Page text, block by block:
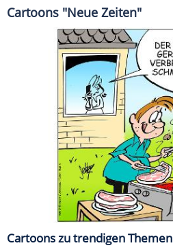
Cartoons "Neue Zeiten"
Cartoons zu trendigen Themen